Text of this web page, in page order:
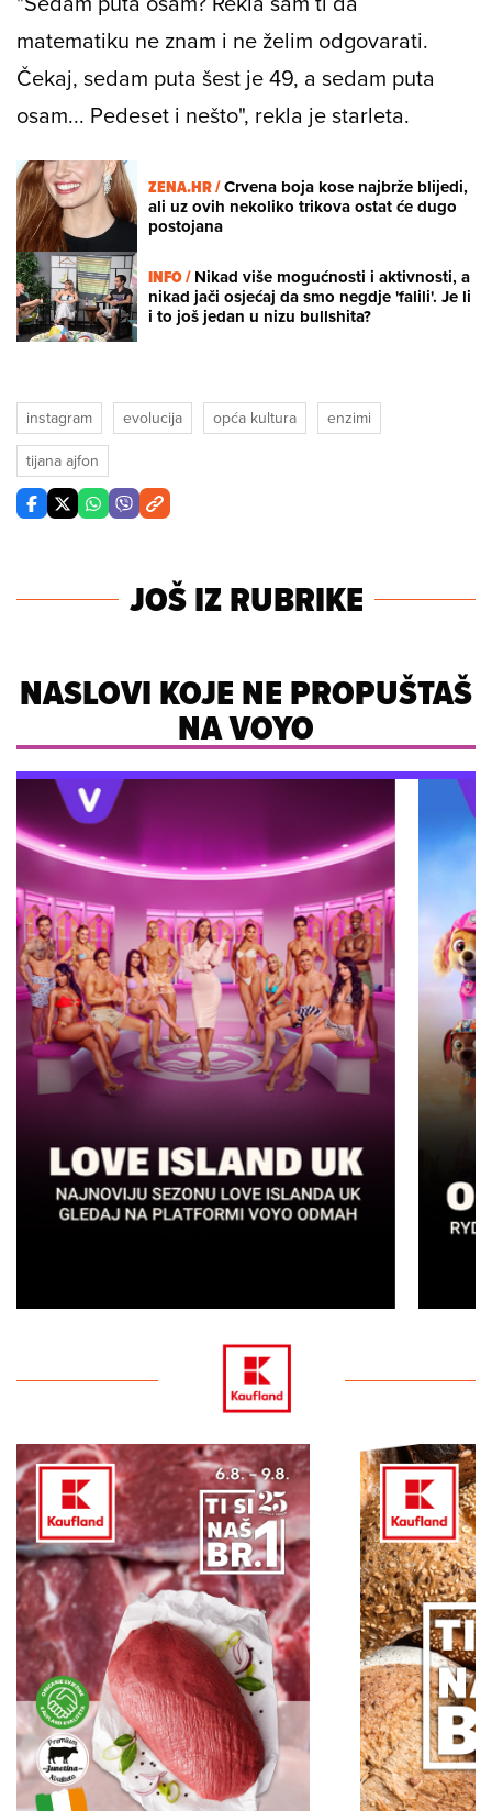
matematiku ne znam i ne želim odgovarati.
Čekaj, sedam puta šest je 49, a sedam puta
osam... Pedeset i nešto", rekla je starleta.
ZENA.HR /Crvena boja kose najbrže blijedi,
ali uz ovih nekoliko trikova ostat će dugo
postojana
INFO /Nikad više mogućnosti i aktivnosti, a
nikad jači osjećaj da smo negdje 'falili'. Je li
i to još jedan u nizu bullshita?
instagram evolucija opća kultura
enzimi
tijana ajfon
JOŠ IZ RUBRIKE
NASLOVI KOJE NE PROPUŠTAŠ
NA VOYO